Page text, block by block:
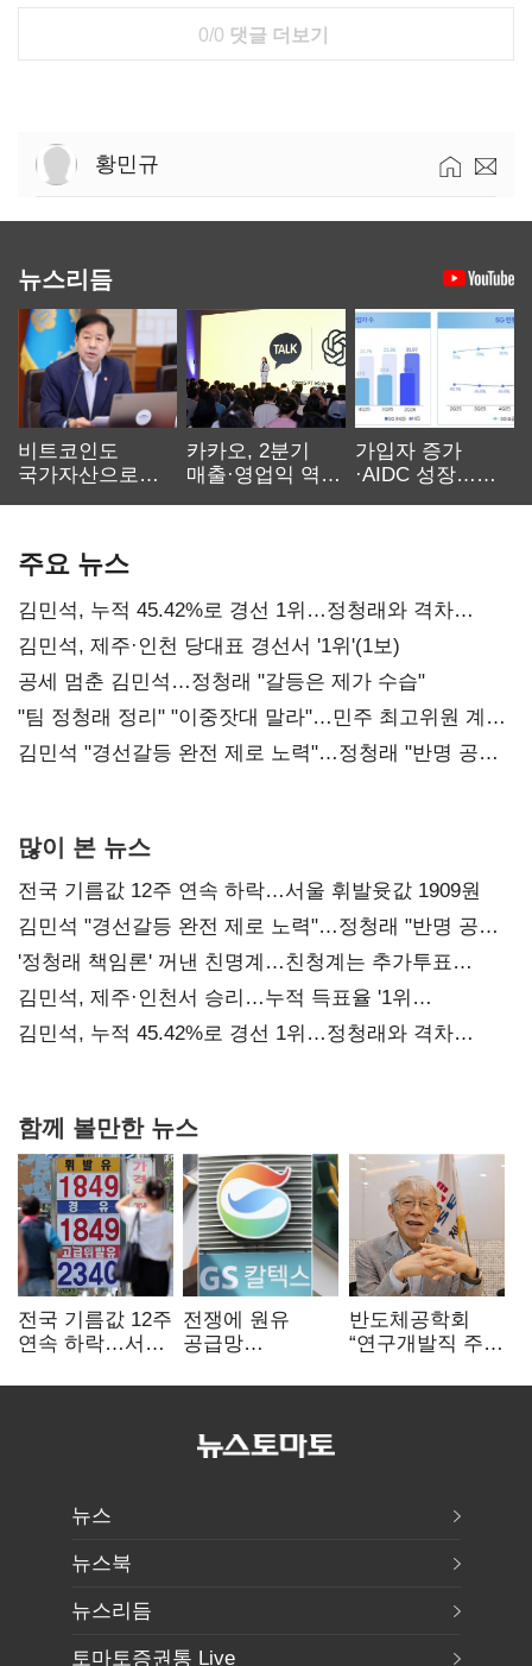
0/0 댓글 더보기
황민규
뉴스리듬
비트코인도
국가자산으로…'
카카오, 2분기
매출·영업익 역대
가입자 증가
·AIDC 성장…
주요 뉴스
김민석, 누적 45.42%로 경선 1위…정청래와 격차
0.86%p(2보)
김민석, 제주·인천 당대표 경선서 '1위'(1보)
공세 멈춘 김민석…정청래 "갈등은 제가 수습"
"팀 정청래 정리" "이중잣대 말라"…민주 최고위원 계파
다툼 격화
김민석 "경선갈등 완전 제로 노력"…정청래 "반명 공세
많이 본 뉴스
전국 기름값 12주 연속 하락…서울 휘발윳값 1909원
김민석 "경선갈등 완전 제로 노력"…정청래 "반명 공세
사과부터"
'정청래 책임론' 꺼낸 친명계…친청계는 추가투표
때리기
김민석, 제주·인천서 승리…누적 득표율 '1위
탈환'(종합)
김민석, 누적 45.42%로 경선 1위…정청래와 격차
함께 볼만한 뉴스
전국 기름값 12주
연속 하락…서울
전쟁에 원유
공급망
정유, 에너지안보
반도체공학회
“연구개발직 주
개선해야”
뉴스
뉴스북
뉴스리듬
토마토증권통 Live